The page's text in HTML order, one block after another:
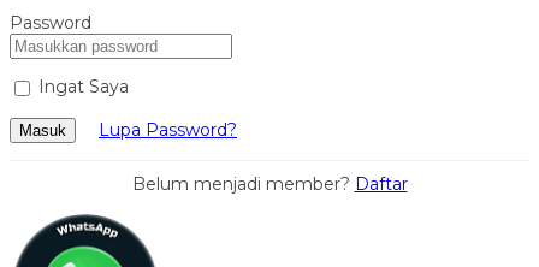
Password
Ingat Saya
Masuk Lupa Password?
Belum menjadi member? Daftar